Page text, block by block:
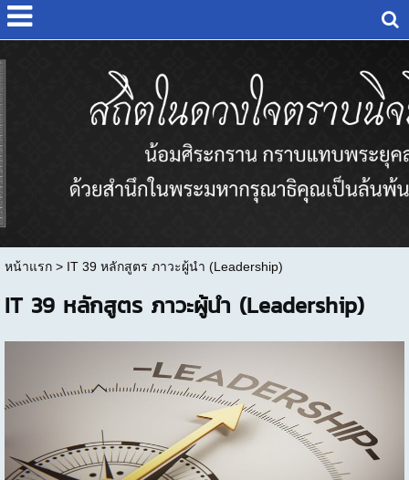
หน้าแรก> IT 39 หลักสูตร ภาวะผู้นำ (Leadership)
IT 39 หลักสูตร ภาวะผู้นำ (Leadership)